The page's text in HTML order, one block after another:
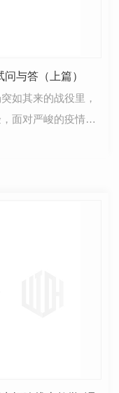
与答（上篇）
如其来的战役里，
面对严峻的疫情形
针对类似的问…